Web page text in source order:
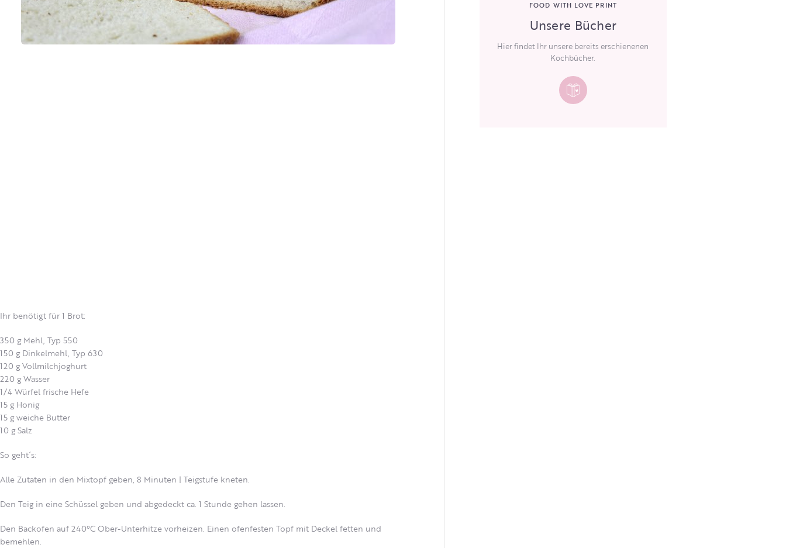
Ihr benötigt für 1 Brot:
350 g Mehl, Typ 550
150 g Dinkelmehl, Typ 630
120 g Vollmilchjoghurt
220 g Wasser
1/4 Würfel frische Hefe
15 g Honig
15 g weiche Butter
10 g Salz
So geht´s:
Alle Zutaten in den Mixtopf geben, 8 Minuten | Teigstufe kneten.
Den Teig in eine Schüssel geben und abgedeckt ca. 1 Stunde gehen lassen.
Den Backofen auf 240°C Ober-Unterhitze vorheizen. Einen ofenfesten Topf mit Deckel fetten und
bemehlen.
FOOD WITH LOVE PRINT
Unsere Bücher
Hier findet Ihr unsere bereits erschienenen
Kochbücher.